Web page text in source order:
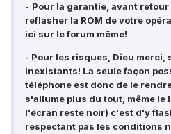
- Pour la garantie, avant retour
reflasher la ROM de votre
ici sur le forum même!
- Pour les risques, Dieu merci,
inexistants! La seule façon
téléphone est donc de le
s'allume plus du tout, même le
l'écran reste noir) c'est d'y
respectant pas les conditions